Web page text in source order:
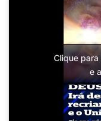
Clique
e